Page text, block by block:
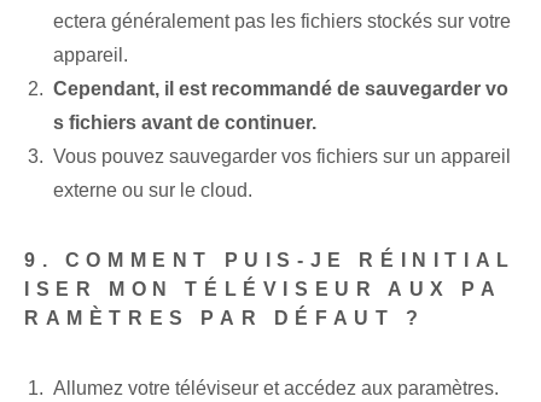
ectera généralement pas les fichiers stockés sur votre
appareil.
Cependant, il est recommandé de sauvegarder vo
s fichiers avant de continuer.
Vous pouvez sauvegarder vos fichiers sur un appareil
externe ou sur le cloud.
9. COMMENT PUIS-JE RÉINITIAL
ISER MON TÉLÉVISEUR AUX PA
RAMÈTRES PAR DÉFAUT ?
Allumez votre téléviseur et accédez aux paramètres.